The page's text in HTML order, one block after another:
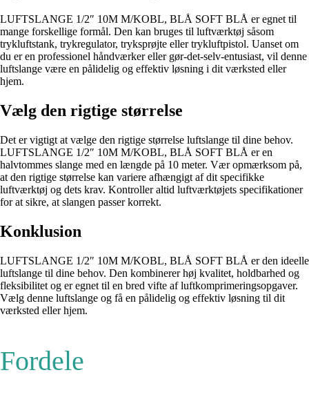
LUFTSLANGE 1/2″ 10M M/KOBL, BLÅ SOFT BLÅ er egnet til
mange forskellige formål. Den kan bruges til luftværktøj såsom
trykluftstank, trykregulator, tryksprøjte eller trykluftpistol. Uanset om
du er en professionel håndværker eller gør-det-selv-entusiast, vil denne
luftslange være en pålidelig og effektiv løsning i dit værksted eller
hjem.
Vælg den rigtige størrelse
Det er vigtigt at vælge den rigtige størrelse luftslange til dine behov.
LUFTSLANGE 1/2″ 10M M/KOBL, BLÅ SOFT BLÅ er en
halvtommes slange med en længde på 10 meter. Vær opmærksom på,
at den rigtige størrelse kan variere afhængigt af dit specifikke
luftværktøj og dets krav. Kontroller altid luftværktøjets specifikationer
for at sikre, at slangen passer korrekt.
Konklusion
LUFTSLANGE 1/2″ 10M M/KOBL, BLÅ SOFT BLÅ er den ideelle
luftslange til dine behov. Den kombinerer høj kvalitet, holdbarhed og
fleksibilitet og er egnet til en bred vifte af luftkomprimeringsopgaver.
Vælg denne luftslange og få en pålidelig og effektiv løsning til dit
værksted eller hjem.
Fordele